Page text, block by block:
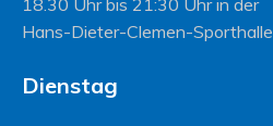
Hans-Dieter-Clemen-Sporthalle
Dienstag